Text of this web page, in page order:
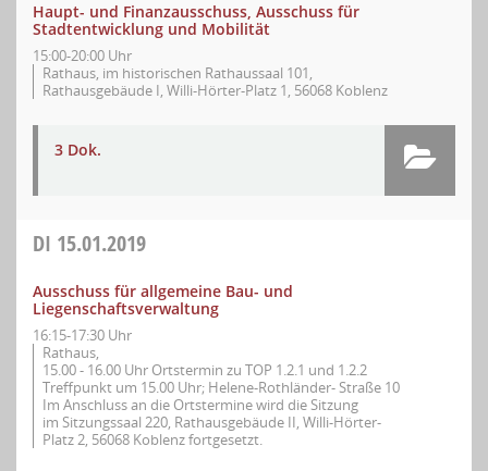
Haupt- und Finanzausschuss, Ausschuss für
Stadtentwicklung und Mobilität
15:00-20:00 Uhr
Rathaus, im historischen Rathaussaal 101,
Rathausgebäude I, Willi-Hörter-Platz 1, 56068 Koblenz
3 Dok.
DI 15.01.2019
Ausschuss für allgemeine Bau- und
Liegenschaftsverwaltung
16:15-17:30 Uhr
Rathaus,
15.00 - 16.00 Uhr Ortstermin zu TOP 1.2.1 und 1.2.2
Treffpunkt um 15.00 Uhr; Helene-Rothländer- Straße 10
Im Anschluss an die Ortstermine wird die Sitzung
im Sitzungssaal 220, Rathausgebäude II, Willi-Hörter-
Platz 2, 56068 Koblenz fortgesetzt.